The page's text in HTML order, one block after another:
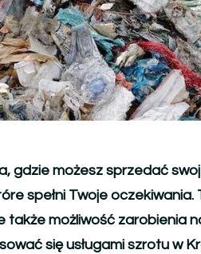
gdzie możesz sprzedać
spełni Twoje oczekiwania.
możliwość zarobienia
się usługami szrotu w